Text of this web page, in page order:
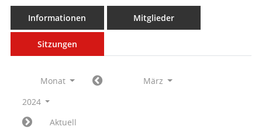
Informationen Mitglieder
Sitzungen
Monat
März
2024
Aktuell